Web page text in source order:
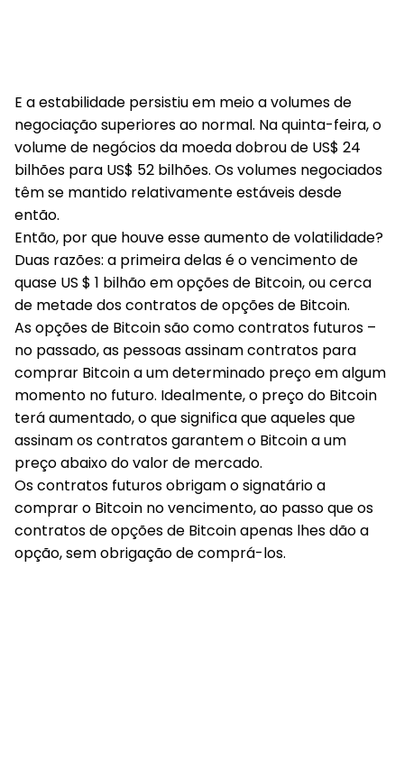
E a estabilidade persistiu em meio a volumes de
negociação superiores ao normal. Na quinta-feira, o
volume de negócios da moeda dobrou de US$ 24
bilhões para US$ 52 bilhões. Os volumes negociados
têm se mantido relativamente estáveis ​​desde
então.
Então, por que houve esse aumento de volatilidade?
Duas razões: a primeira delas é o vencimento de
quase US $ 1 bilhão em opções de Bitcoin, ou cerca
de metade dos contratos de opções de Bitcoin.
As opções de Bitcoin são como contratos futuros –
no passado, as pessoas assinam contratos para
comprar Bitcoin a um determinado preço em algum
momento no futuro. Idealmente, o preço do Bitcoin
terá aumentado, o que significa que aqueles que
assinam os contratos garantem o Bitcoin a um
preço abaixo do valor de mercado.
Os contratos futuros obrigam o signatário a
comprar o Bitcoin no vencimento, ao passo que os
contratos de opções de Bitcoin apenas lhes dão a
opção, sem obrigação de comprá-los.